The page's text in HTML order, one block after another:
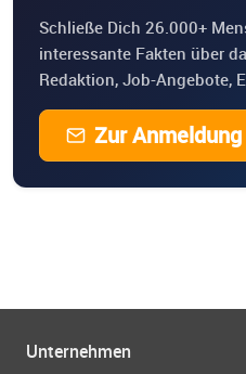
Schließe Dich 26.000+
interessante Fakten über
Redaktion, Job-Angebote,
Zur Anmeldung
Unternehmen